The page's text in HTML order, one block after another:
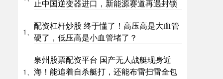
止中国逆变器进口，新能源赛道再遇封锁
1、
配资杠杆炒股 终于懂了！高压高是大血管
硬了，低压高是小血管堵了？
1、
泉州股票配资平台 国产无人战艇现身近
海！能追着自杀艇打，还能布雷扫雷全包